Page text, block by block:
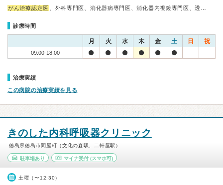
がん治療認定医 、外科専門医、消化器病専門医、消化器内視鏡専門医、透…
診療時間
月 火 水 木 金 土 日 祝
09:00-18:00
治療実績
この病院の治療実績を見る
きのした内科呼吸器クリニック
徳島県徳島市問屋町（文化の森駅、二軒屋駅）
駐車場あり マイナ受付(スマホ可)
土曜（〜12:30）